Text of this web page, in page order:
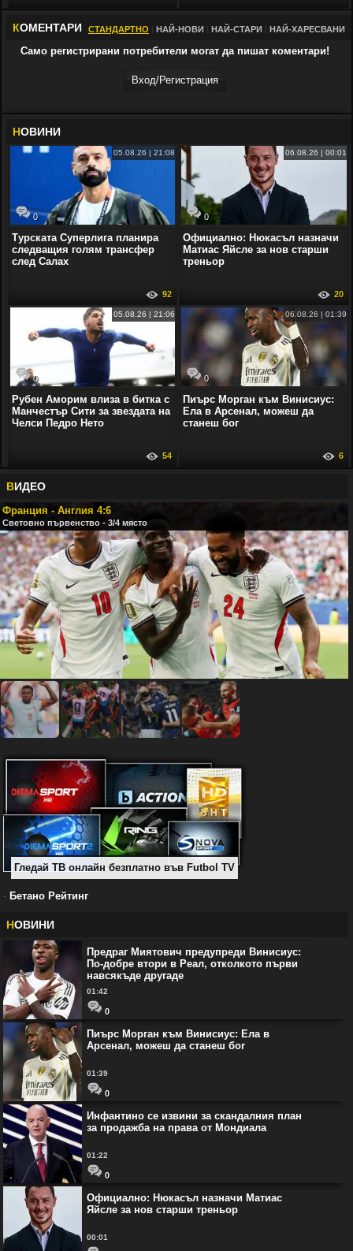
КОМЕНТАРИ СТАНДАРТНО НАЙ-НОВИ НАЙ-СТАРИ НАЙ-ХАРЕСВАНИ
Само регистрирани потребители могат да пишат коментари!
Вход/Регистрaция
НОВИНИ
0
05.08.26 | 21:08
Турската Суперлига планира
следващия голям трансфер
след Салах
92
0
06.08.26 | 00:01
Официално: Нюкасъл назначи
Матиас Яйсле за нов старши
треньор
20
0
05.08.26 | 21:06
Рубен Аморим влиза в битка с
Манчестър Сити за звездата на
Челси Педро Нето
54
0
06.08.26 | 01:39
Пиърс Морган към Винисиус:
Ела в Арсенал, можеш да
станеш бог
6
ВИДЕО
Франция - Англия 4:6
Световно първенство - 3/4 място
Гледай ТВ онлайн безплатно във Futbol TV
- Бетано Рейтинг
НОВИНИ
Предраг Миятович предупреди Винисиус:
По-добре втори в Реал, отколкото първи
навсякъде другаде
01:42
0
Пиърс Морган към Винисиус: Ела в
Арсенал, можеш да станеш бог
01:39
0
Инфантино се извини за скандалния план
за продажба на права от Мондиала
01:22
0
Официално: Нюкасъл назначи Матиас
Яйсле за нов старши треньор
00:01